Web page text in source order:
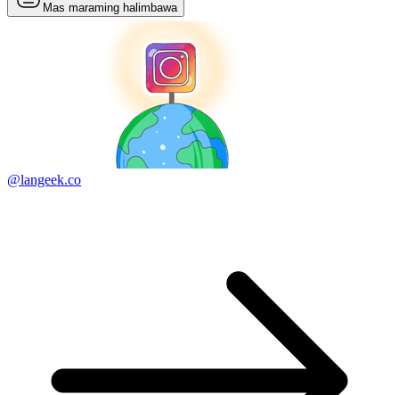
Mas maraming halimbawa
@langeek.co